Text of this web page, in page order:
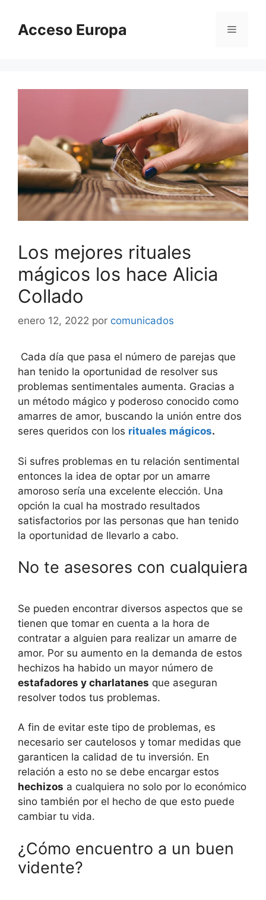
contenido
Acceso Europa Menú
Los mejores rituales
mágicos los hace Alicia
Collado
enero 12, 2022 por comunicados
Cada día que pasa el número de parejas que
han tenido la oportunidad de resolver sus
problemas sentimentales aumenta. Gracias a
un método mágico y poderoso conocido como
amarres de amor, buscando la unión entre dos
seres queridos con los rituales mágicos.
Si sufres problemas en tu relación sentimental
entonces la idea de optar por un amarre
amoroso sería una excelente elección. Una
opción la cual ha mostrado resultados
satisfactorios por las personas que han tenido
la oportunidad de llevarlo a cabo.
No te asesores con cualquiera
Se pueden encontrar diversos aspectos que se
tienen que tomar en cuenta a la hora de
contratar a alguien para realizar un amarre de
amor. Por su aumento en la demanda de estos
hechizos ha habido un mayor número de
estafadores y charlatanes que aseguran
resolver todos tus problemas.
A fin de evitar este tipo de problemas, es
necesario ser cautelosos y tomar medidas que
garanticen la calidad de tu inversión. En
relación a esto no se debe encargar estos
hechizos a cualquiera no solo por lo económico
sino también por el hecho de que esto puede
cambiar tu vida.
¿Cómo encuentro a un buen
vidente?